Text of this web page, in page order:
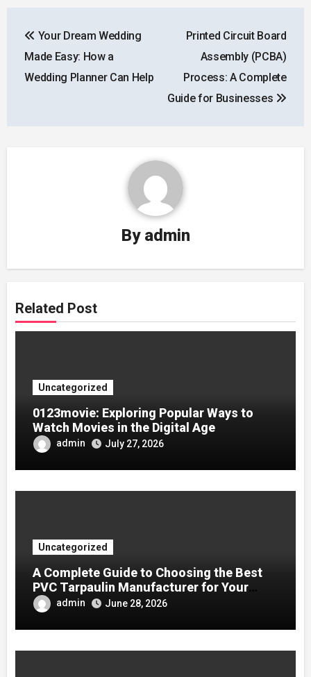
navigation
Your Dream Wedding
Made Easy: How a
Wedding Planner Can Help
Printed Circuit Board
Assembly (PCBA)
Process: A Complete
Guide for Businesses
By admin
Related Post
Uncategorized
0123movie: Exploring Popular Ways to
Watch Movies in the Digital Age
admin July 27, 2026
Uncategorized
A Complete Guide to Choosing the Best
PVC Tarpaulin Manufacturer for Your
Company
admin June 28, 2026